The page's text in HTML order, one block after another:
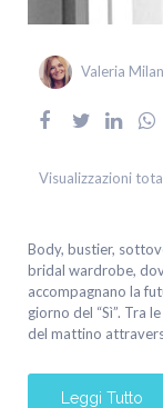
Valeria
Visualizzazioni
Body, bustier,
bridal wardrobe,
accompagnano la
giorno del “Sì”. Tra
del mattino
Leggi Tutto